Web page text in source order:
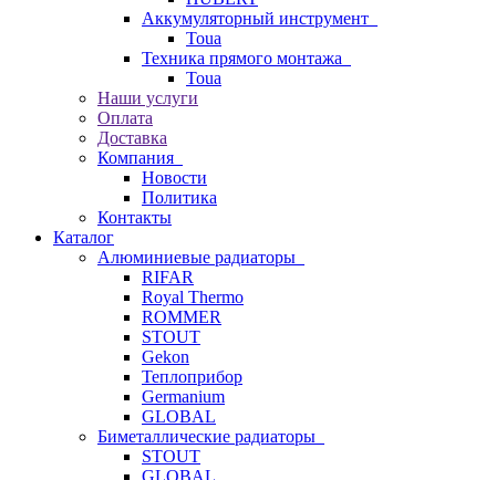
Аккумуляторный инструмент
Toua
Техника прямого монтажа
Toua
Наши услуги
Оплата
Доставка
Компания
Новости
Политика
Контакты
Каталог
Алюминиевые радиаторы
RIFAR
Royal Thermo
ROMMER
STOUT
Gekon
Теплоприбор
Germanium
GLOBAL
Биметаллические радиаторы
STOUT
GLOBAL